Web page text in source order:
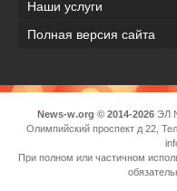
Наши услуги
Полная версия сайта
News-w.org © 2014-2026ЭЛ №
Олимпийский проспект д 22,
При полном или частичном